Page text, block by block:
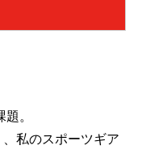
。
私のスポーツギア